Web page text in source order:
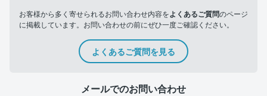
お客様から多く寄せられるお問い合わせ内容をよくあるご質問のページ
に掲載しています。お問い合わせの前にぜひ一度ご確認ください。
よくあるご質問を見る
メールでのお問い合わせ